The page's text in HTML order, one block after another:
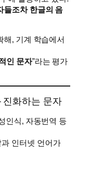
들조차 한글의 음
해, 기계 학습에서
인 문자”라는 평가
화하는 문자
인식, 자동번역 등
과 인터넷 언어가